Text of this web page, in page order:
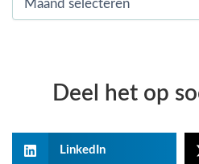
Deel het op
LinkedIn